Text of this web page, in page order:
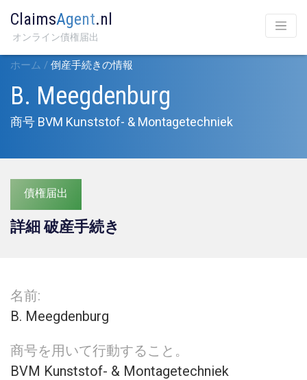
ClaimsAgent.nl
オンライン債権届出
ホーム / 倒産手続きの情報
B. Meegdenburg
商号 BVM Kunststof- & Montagetechniek
債権届出
詳細 破産手続き
名前:
B. Meegdenburg
商号を用いて行動すること。
BVM Kunststof- & Montagetechniek